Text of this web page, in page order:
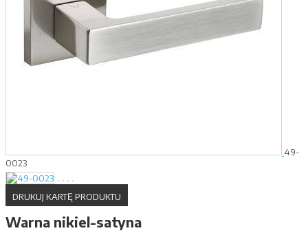
49-
0023
DRUKUJ KARTĘ PRODUKTU
Warna nikiel-satyna